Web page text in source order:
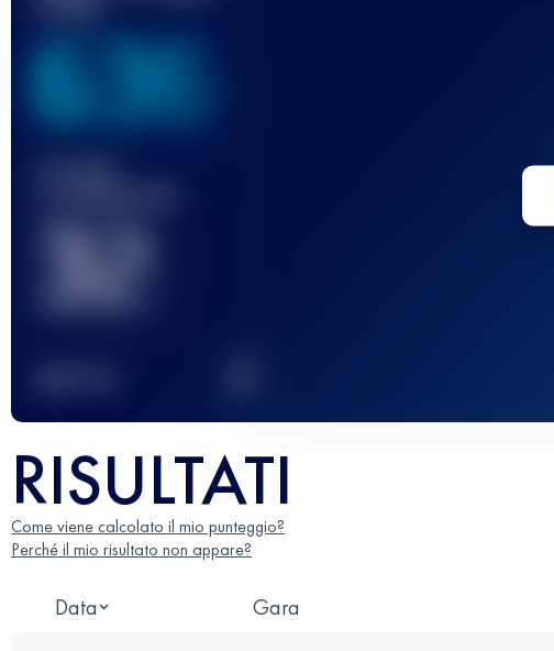
636
Gara(e)
32
RISULTATI
Come viene calcolato il mio punteggio?
Perché il mio risultato non appare?
Data Gara